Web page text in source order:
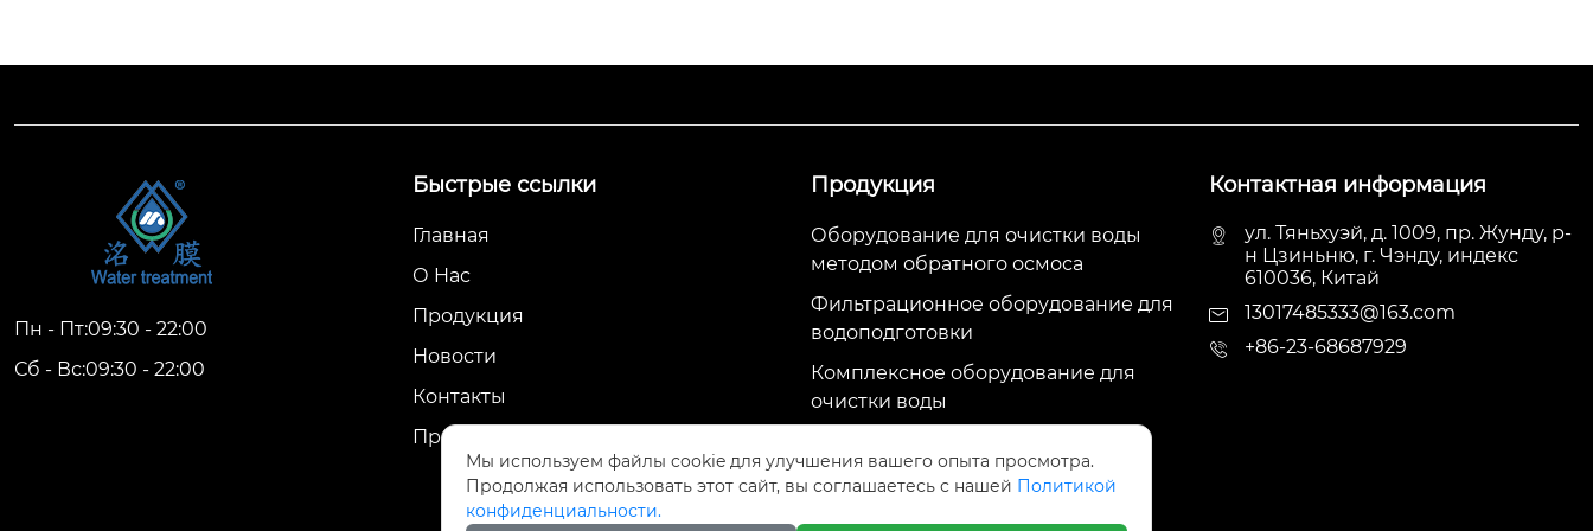
Пн - Пт:09:30 - 22:00
Сб - Вс:09:30 - 22:00
Быстрые ссылки
Главная
О Hас
Продукция
Новости
Контакты
Привлечение инвестиций
Продукция
Оборудование для очистки воды
методом обратного осмоса
Фильтрационное оборудование для
водоподготовки
Комплексное оборудование для
очистки воды
методом ультрафильтрации
Контактная информация
ул. Тяньхуэй, д. 1009, пр. Жунду, р-
н Цзиньню, г. Чэнду, индекс
610036, Китай
13017485333@163.com
+86-23-68687929
Мы используем файлы cookie для улучшения вашего опыта просмотра.
Продолжая использовать этот сайт, вы соглашаетесь с нашей Политикой
конфиденциальности.